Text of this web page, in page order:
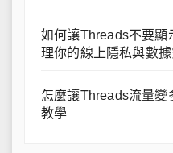
如何讓Threads不要顯
理你的線上隱私與數
怎麼讓Threads流量變
教學